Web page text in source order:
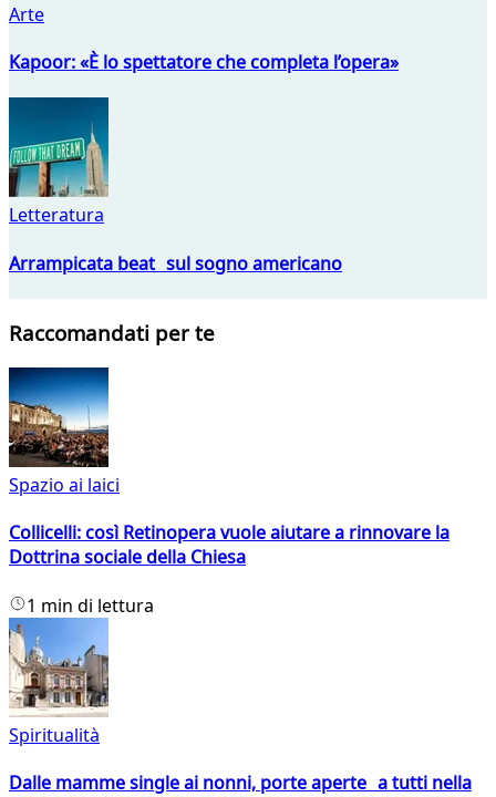
Arte
Kapoor: «È lo spettatore che completa l’opera»
Letteratura
Arrampicata beat sul sogno americano
Raccomandati per te
Spazio ai laici
Collicelli: così Retinopera vuole aiutare a rinnovare la
Dottrina sociale della Chiesa
1 min di lettura
Spiritualità
Dalle mamme single ai nonni, porte aperte a tutti nella